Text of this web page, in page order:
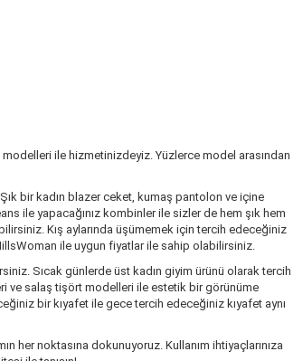
ile hizmetinizdeyiz. Yüzlerce model arasından
bir kadın blazer ceket, kumaş pantolon ve içine
ile yapacağınız kombinler ile sizler de hem şık hem
Kış aylarında üşümemek için tercih edeceğiniz
ile uygun fiyatlar ile sahip olabilirsiniz.
Sıcak günlerde üst kadın giyim ürünü olarak tercih
ve salaş tişört modelleri ile estetik bir görünüme
bir kıyafet ile gece tercih edeceğiniz kıyafet aynı
her noktasına dokunuyoruz. Kullanım ihtiyaçlarınıza